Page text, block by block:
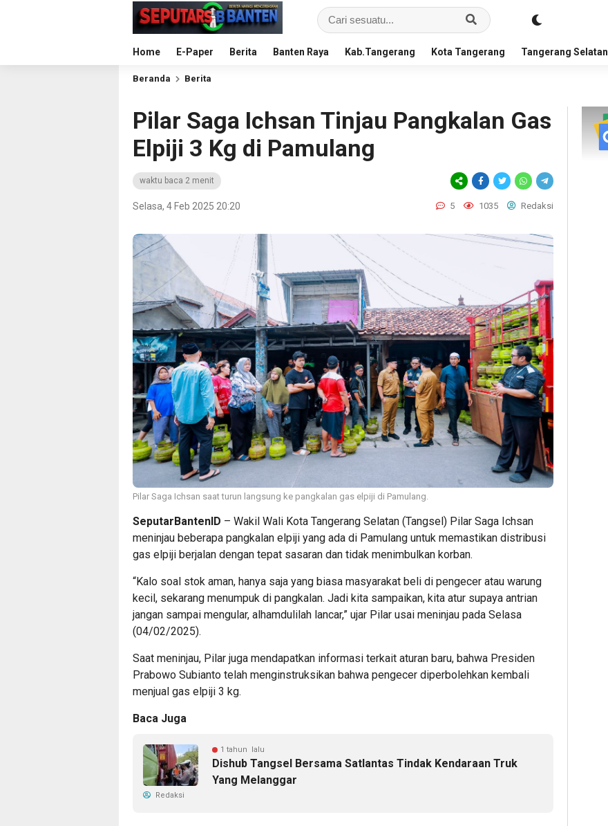
Home E-Paper Berita Banten Raya Kab.Tangerang Kota Tangerang Tangerang Selatan
Beranda Berita
Pilar Saga Ichsan Tinjau Pangkalan Gas
Elpiji 3 Kg di Pamulang
waktu baca 2 menit
Selasa, 4 Feb 2025 20:20 5 1035 Redaksi
Pilar Saga Ichsan saat turun langsung ke pangkalan gas elpiji di Pamulang.
SeputarBantenID – Wakil Wali Kota Tangerang Selatan (Tangsel) Pilar Saga Ichsan
meninjau beberapa pangkalan elpiji yang ada di Pamulang untuk memastikan distribusi
gas elpiji berjalan dengan tepat sasaran dan tidak menimbulkan korban.
“Kalo soal stok aman, hanya saja yang biasa masyarakat beli di pengecer atau warung
kecil, sekarang menumpuk di pangkalan. Jadi kita sampaikan, kita atur supaya antrian
jangan sampai mengular, alhamdulilah lancar,” ujar Pilar usai meninjau pada Selasa
(04/02/2025).
Saat meninjau, Pilar juga mendapatkan informasi terkait aturan baru, bahwa Presiden
Prabowo Subianto telah menginstruksikan bahwa pengecer diperbolehkan kembali
menjual gas elpiji 3 kg.
Baca Juga
1 tahun lalu
Dishub Tangsel Bersama Satlantas Tindak Kendaraan Truk
Yang Melanggar
Redaksi